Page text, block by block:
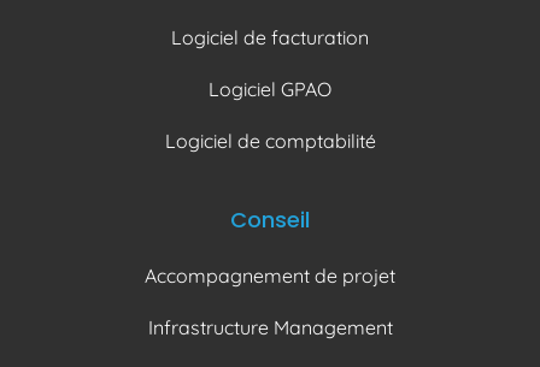
Logiciel de facturation
Logiciel GPAO
Logiciel de comptabilité
Conseil
Accompagnement de projet
Infrastructure Management